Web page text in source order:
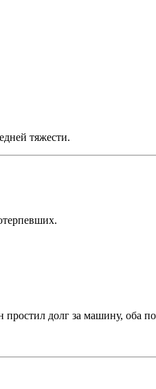
тяжести.
долг за машину, оба